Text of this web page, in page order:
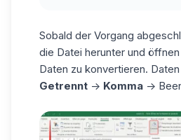
Sobald der Vorgang
die Datei herunter und
Daten zu konvertieren.
Getrennt -> Komma ->